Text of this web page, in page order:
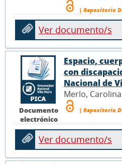
| Repositorio
Ver documento/s
Documento
electrónico
Espacio,
con
Nacional de
Merlo, Carolina
| Repositorio
Ver documento/s